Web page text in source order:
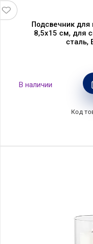
Подсвечник для
8,5х15 см, для
сталь,